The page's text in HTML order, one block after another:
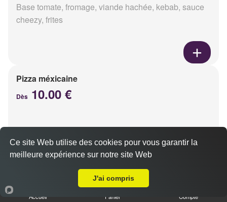
Base tomate, fromage, viande hachée, kebab, sauce
cheezy, frites
Pizza méxicaine
Dès 10.00 €
chorizo, poivrons
Accueil Panier Compte
Ce site Web utilise des cookies pour vous garantir la
meilleure expérience sur notre site Web
J'ai compris